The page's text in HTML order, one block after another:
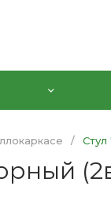
/ Стул